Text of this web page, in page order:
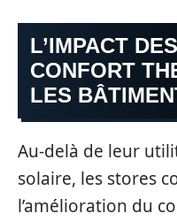
L’IMPACT
CONFORT
LES
Au-delà de leur
solaire, les stores
l’amélioration du